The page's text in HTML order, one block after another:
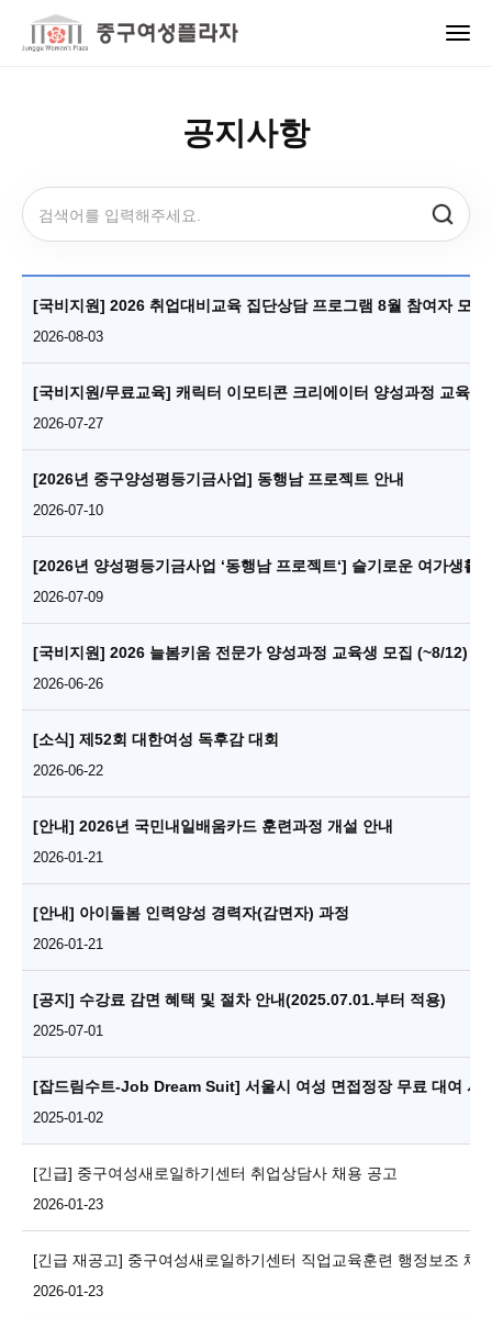
공지사항
[국비지원] 2026 취업대비교육 집단상담 프로그램 8월 참여자 모
2026-08-03
[국비지원/무료교육] 캐릭터 이모티콘 크리에이터 양성과정 교육생
2026-07-27
[2026년 중구양성평등기금사업] 동행남 프로젝트 안내
2026-07-10
[2026년 양성평등기금사업 ‘동행남 프로젝트‘] 슬기로운 여가생활
2026-07-09
[국비지원] 2026 늘봄키움 전문가 양성과정 교육생 모집 (~8/12)
2026-06-26
[소식] 제52회 대한여성 독후감 대회
2026-06-22
[안내] 2026년 국민내일배움카드 훈련과정 개설 안내
2026-01-21
[안내] 아이돌봄 인력양성 경력자(감면자) 과정
2026-01-21
[공지] 수강료 감면 혜택 및 절차 안내(2025.07.01.부터 적용)
2025-07-01
[잡드림수트-Job Dream Suit] 서울시 여성 면접정장 무료 대여 서
2025-01-02
[긴급] 중구여성새로일하기센터 취업상담사 채용 공고
2026-01-23
[긴급 재공고] 중구여성새로일하기센터 직업교육훈련 행정보조 채
2026-01-23